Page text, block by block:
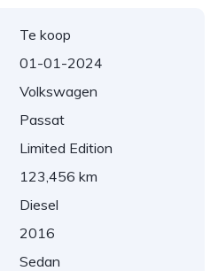
Te koop
01-01-2024
Volkswagen
Passat
Limited Edition
123,456 km
Diesel
2016
Sedan